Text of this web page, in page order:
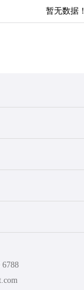
暂无数据！
6788